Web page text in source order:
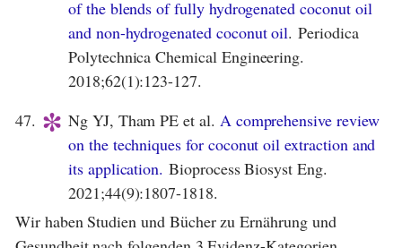
of the blends of fully hydrogenated coconut oil
and non-hydrogenated coconut oil. Periodica
Polytechnica Chemical Engineering.
2018;62(1):123-127.
47. * Ng YJ, Tham PE et al. A comprehensive review
on the techniques for coconut oil extraction and
its application. Bioprocess Biosyst Eng.
2021;44(9):1807-1818.
Wir haben Studien und Bücher zu Ernährung und